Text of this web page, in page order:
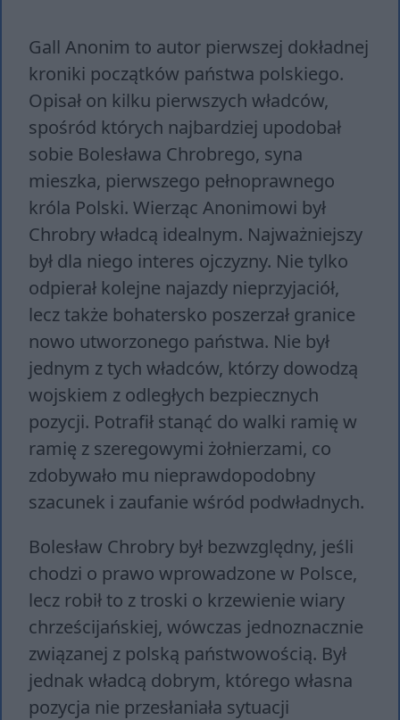
Gall Anonim to autor pierwszej dokładnej
kroniki początków państwa polskiego.
Opisał on kilku pierwszych władców,
spośród których najbardziej upodobał
sobie Bolesława Chrobrego, syna
mieszka, pierwszego pełnoprawnego
króla Polski. Wierząc Anonimowi był
Chrobry władcą idealnym. Najważniejszy
był dla niego interes ojczyzny. Nie tylko
odpierał kolejne najazdy nieprzyjaciół,
lecz także bohatersko poszerzał granice
nowo utworzonego państwa. Nie był
jednym z tych władców, którzy dowodzą
wojskiem z odległych bezpiecznych
pozycji. Potrafił stanąć do walki ramię w
ramię z szeregowymi żołnierzami, co
zdobywało mu nieprawdopodobny
szacunek i zaufanie wśród podwładnych.
Bolesław Chrobry był bezwzględny, jeśli
chodzi o prawo wprowadzone w Polsce,
lecz robił to z troski o krzewienie wiary
chrześcijańskiej, wówczas jednoznacznie
związanej z polską państwowością. Był
jednak władcą dobrym, którego własna
pozycja nie przesłaniała sytuacji